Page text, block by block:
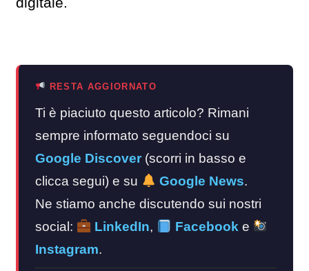
RESTA AGGIORNATO
Ti è piaciuto questo articolo? Rimani
sempre informato seguendoci su
Google Discover (scorri in basso e
clicca segui) e su
Google News.
Ne stiamo anche discutendo sui nostri
social:
LinkedIn, Facebook e
Instagram.